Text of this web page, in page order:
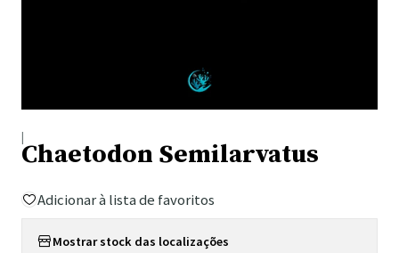
|
Chaetodon Semilarvatus
Adicionar à lista de favoritos
Mostrar stock das localizações